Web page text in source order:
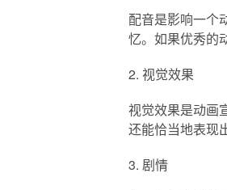
配音是影响一个
忆。如果优秀的
2. 视觉效果
视觉效果是动画
还能恰当地表现
3. 剧情